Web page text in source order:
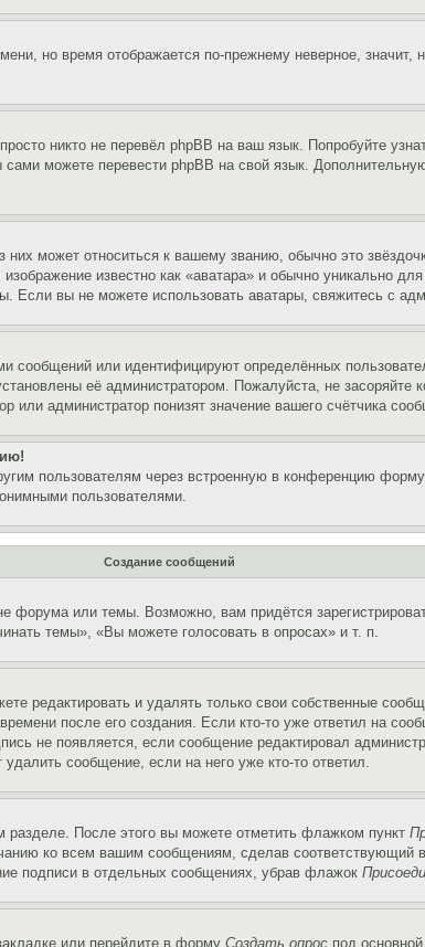
но время отображается по-прежнему неверное,
никто не перевёл phpBB на ваш язык. Попробуйте
сами можете перевести phpBB на свой язык.
может относиться к вашему званию, обычно это
известно как «аватара» и обычно уникально
Если вы не можете использовать аватары, свяжитесь с
или идентифицируют определённых
её администратором. Пожалуйста, не
администратор понизят значение вашего счётчика
пользователям через встроенную в конференцию
пользователями.
Создание сообщений
или темы. Возможно, вам придётся
темы», «Вы можете голосовать в опросах» и т. п.
редактировать и удалять только свои собственные
после его создания. Если кто-то уже ответил на
не появляется, если сообщение редактировал
сообщение, если на него уже кто-то ответил.
После этого вы можете отметить флажком пункт
ко всем вашим сообщениям, сделав соответствующий
подписи в отдельных сообщениях, убрав флажок
или перейдите в форму Создать опрос под